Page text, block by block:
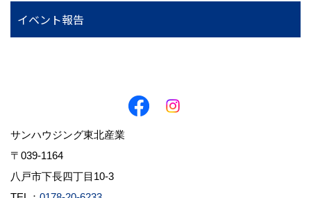
イベント報告
サンハウジング東北産業
〒039-1164
八戸市下長四丁目10-3